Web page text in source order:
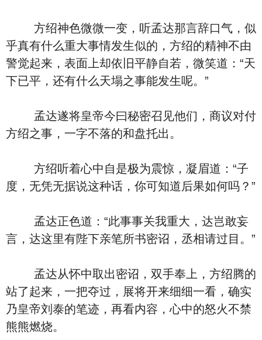
方绍神色微微一变，听孟达那言辞口气，似
乎真有什么重大事情发生似的，方绍的精神不由
警觉起来，表面上却依旧平静自若，微笑道：“天
下已平，还有什么天塌之事能发生呢。”
孟达遂将皇帝今曰秘密召见他们，商议对付
方绍之事，一字不落的和盘托出。
方绍听着心中自是极为震惊，凝眉道：“子
度，无凭无据说这种话，你可知道后果如何吗？”
孟达正色道：“此事事关我重大，达岂敢妄
言，达这里有陛下亲笔所书密诏，丞相请过目。”
孟达从怀中取出密诏，双手奉上，方绍腾的
站了起来，一把夺过，展将开来细细一看，确实
乃皇帝刘泰的笔迹，再看内容，心中的怒火不禁
熊熊燃烧。